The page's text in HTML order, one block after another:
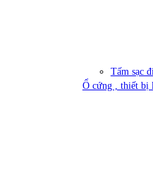
Tấm sạc
Ổ cứng , thiết bị